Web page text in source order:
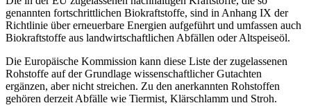
genannten fortschrittlichen Biokraftstoffe, sind in Anhang IX der
Richtlinie über erneuerbare Energien aufgeführt und umfassen auch
Biokraftstoffe aus landwirtschaftlichen Abfällen oder Altspeiseöl.
Die Europäische Kommission kann diese Liste der zugelassenen
Rohstoffe auf der Grundlage wissenschaftlicher Gutachten
ergänzen, aber nicht streichen. Zu den anerkannten Rohstoffen
gehören derzeit Abfälle wie Tiermist, Klärschlamm und Stroh.